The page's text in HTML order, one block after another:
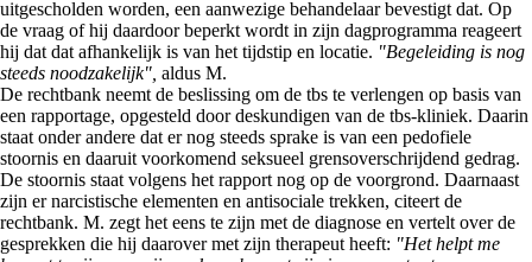
uitgescholden worden, een aanwezige behandelaar bevestigt dat. Op
de vraag of hij daardoor beperkt wordt in zijn dagprogramma reageert
hij dat dat afhankelijk is van het tijdstip en locatie. "Begeleiding is nog
steeds noodzakelijk", aldus M.
De rechtbank neemt de beslissing om de tbs te verlengen op basis van
een rapportage, opgesteld door deskundigen van de tbs-kliniek. Daarin
staat onder andere dat er nog steeds sprake is van een pedofiele
stoornis en daaruit voorkomend seksueel grensoverschrijdend gedrag.
De stoornis staat volgens het rapport nog op de voorgrond. Daarnaast
zijn er narcistische elementen en antisociale trekken, citeert de
rechtbank. M. zegt het eens te zijn met de diagnose en vertelt over de
gesprekken die hij daarover met zijn therapeut heeft: "Het helpt me